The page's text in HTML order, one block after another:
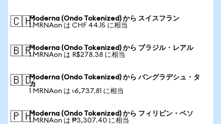
🇨🇭Moderna (Ondo Tokenized) から スイスフラン
1 MRNAon は CHF 44.15 に相当
🇧🇷Moderna (Ondo Tokenized) から ブラジル・レアル
1 MRNAon は R$278.38 に相当
🇧🇩Moderna (Ondo Tokenized) から バングラデシュ・タ
カ
1 MRNAon は ৳6,737.81 に相当
🇵🇭Moderna (Ondo Tokenized) から フィリピン・ペソ
1 MRNAon は ₱3,307.40 に相当